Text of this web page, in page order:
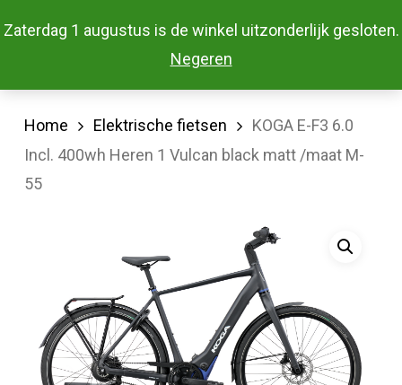
Zaterdag 1 augustus is de winkel uitzonderlijk gesloten.
Negeren
to
Menu
Home Elektrische fietsen
KOGA E-F3 6.0
Incl. 400wh Heren 1 Vulcan black matt /maat M-
55
Menu